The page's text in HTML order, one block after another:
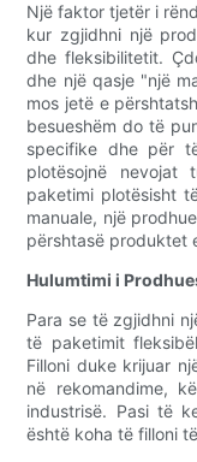
Një faktor tjetër i
kur zgjidhni një
dhe fleksibilitetit.
dhe një qasje "një
mos jetë e
besueshëm do të
specifike dhe për
plotësojnë nevojat
paketimi plotësisht
manuale, një
përshtasë produktet
Hulumtimi i
Para se të zgjidhni
të paketimit
Filloni duke krijuar
në rekomandime,
industrisë. Pasi të
është koha të filloni